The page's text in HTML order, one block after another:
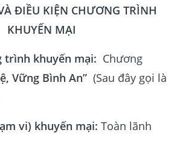
ĐIỀU KIỆN CHƯƠNG TRÌNH
KHUYẾN MẠI
khuyến mại: Chương
Vững Bình An” (Sau đây gọi là
vi) khuyến mại: Toàn lãnh